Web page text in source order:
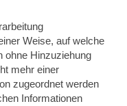
Weise, auf welche
ohne Hinzuziehung
mehr einer
zugeordnet werden
Informationen